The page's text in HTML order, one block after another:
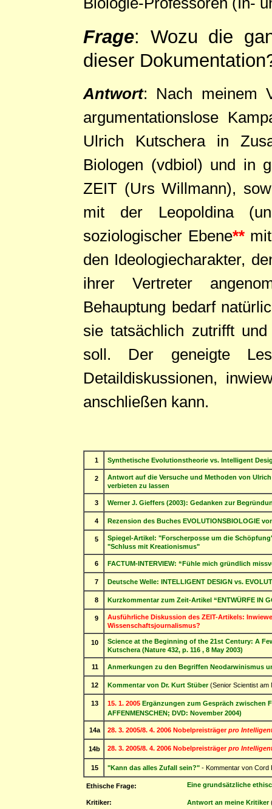
Frage: Wozu die
dieser
Antwort: Nach meinem
argumentationslose
Ulrich Kutschera in
Biologen (vdbiol) und in
ZEIT (Urs Willmann),
mit der Leopoldina
soziologischer Ebene**mit
den Ideologiecharakter,
ihrer Vertreter
Behauptung bedarf
sie tatsächlich zutrifft
soll. Der geneigte
Detaildiskussionen,
anschließen kann.
1 Synthetische Evolutionstheorie vs. Intelligent
2
Antwort auf die Versuche und Methoden von
verbieten zu lassen
3 Werner J. Gieffers (2003): Gedanken zur
4 Rezension des Buches EVOLUTIONSBIOLOGIE
5
Spiegel-Artikel: "Forscherposse um die
"Schluss mit Kreationismus"
6 FACTUM-INTERVIEW: “Fühle mich gründlich
7 Deutsche Welle: INTELLIGENT DESIGN vs.
8 Kurzkommentar zum Zeit-Artikel “ENTWÜRFE IN
9
Ausführliche Diskussion des ZEIT-Artikels:
Wissenschaftsjournalismus?
10
Science at the Beginning of the 21st Century: A
Kutschera (Nature 432, p. 116 , 8 May 2003)
11 Anmerkungen zu den Begriffen Neodarwinismus
12 Kommentar von Dr. Kurt Stüber(Senior Scientist am
13 15. 1. 2005 Ergänzungen zum Gespräch zwischen
AFFENMENSCHEN; DVD: November 2004)
14a 28. 3. 2005/8. 4. 2006 Nobelpreisträgerpro
14b 28. 3. 2005/8. 4. 2006 Nobelpreisträgerpro
15 "Kann das alles Zufall sein?" - Kommentar von Cord
Ethische Frage: Eine grundsätzliche
Kritiker: Antwort an meine Kritiker